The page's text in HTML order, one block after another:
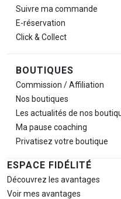
Suivre ma commande
E-réservation
Click & Collect
BOUTIQUES
Commission / Affiliation
Nos boutiques
Les actualités de nos
Ma pause coaching
Privatisez votre boutique
ESPACE FIDÉLITÉ
Découvrez les avantages
Voir mes avantages